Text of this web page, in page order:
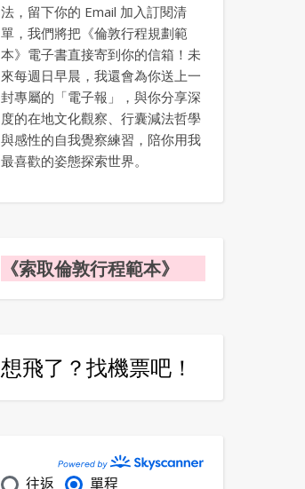
法，留下你的 Email 加入訂閱清
單，我們將把《倫敦行程規劃範
本》電子書直接寄到你的信箱！未
來每週日早晨，我還會為你送上一
封專屬的「電子報」，與你分享深
度的在地文化觀察、行囊減法哲學
與感性的自我覺察練習，陪你用我
最喜歡的姿態探索世界。
《索取倫敦行程範本》
想飛了？找機票吧！